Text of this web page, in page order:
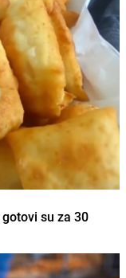
su za 30